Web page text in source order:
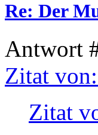
Re: Der
Antwort
Zitat
Zitat